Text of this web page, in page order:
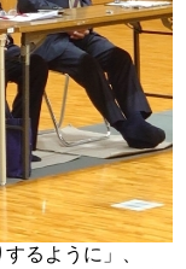
るように」、